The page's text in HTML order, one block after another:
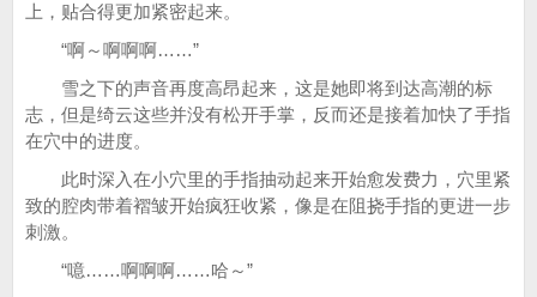
上，贴合得更加紧密起来。
“啊～啊啊啊……”
雪之下的声音再度高昂起来，这是她即将到达高潮的标
志，但是绮云这些并没有松开手掌，反而还是接着加快了手指
在穴中的进度。
此时深入在小穴里的手指抽动起来开始愈发费力，穴里紧
致的腔肉带着褶皱开始疯狂收紧，像是在阻挠手指的更进一步
刺激。
“噫……啊啊啊……哈～”